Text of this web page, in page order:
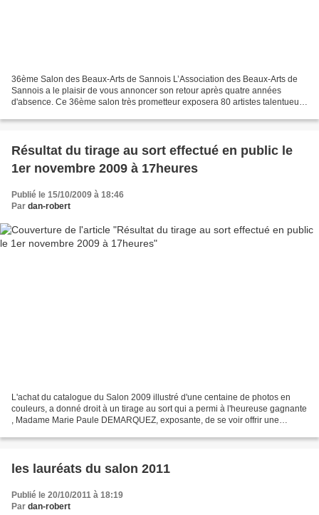
36ème Salon des Beaux-Arts de Sannois L’Association des Beaux-Arts de
Sannois a le plaisir de vous annoncer son retour après quatre années
d'absence. Ce 36ème salon très prometteur exposera 80 artistes talentueux,
Résultat du tirage au sort effectué en public le
1er novembre 2009 à 17heures
Publié le 15/10/2009 à 18:46
Par dan-robert
L'achat du catalogue du Salon 2009 illustré d'une centaine de photos en
couleurs, a donné droit à un tirage au sort qui a permi à l'heureuse gagnante
, Madame Marie Paule DEMARQUEZ, exposante, de se voir offrir une
les lauréats du salon 2011
Publié le 20/10/2011 à 18:19
Par dan-robert